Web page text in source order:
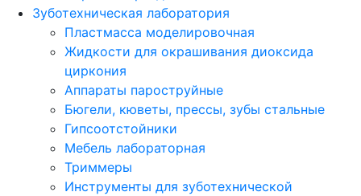
Зуботехническая лаборатория
Пластмасса моделировочная
Жидкости для окрашивания диоксида
циркония
Аппараты пароструйные
Бюгели, кюветы, прессы, зубы стальные
Гипсоотстойники
Мебель лабораторная
Триммеры
Инструменты для зуботехнической